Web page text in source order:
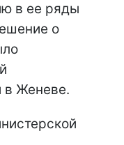
в ее ряды
о
в Женеве.